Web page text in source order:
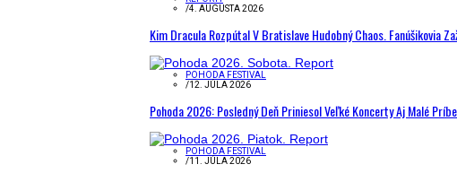
/4. AUGUSTA 2026
Kim Dracula Rozpútal V Bratislave Hudobný Chaos. Fanúšikovia
POHODA FESTIVAL
/12. JÚLA 2026
Pohoda 2026: Posledný Deň Priniesol Veľké Koncerty Aj Malé
POHODA FESTIVAL
/11. JÚLA 2026